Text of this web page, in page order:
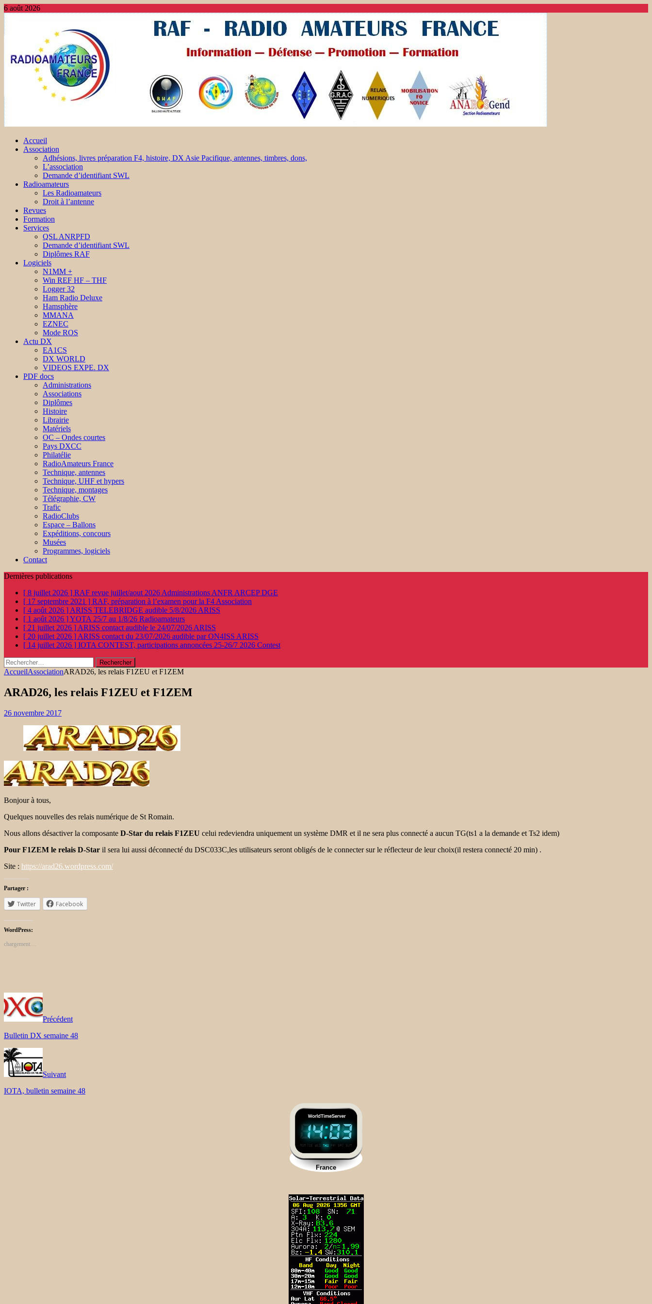
6 août 2026
Accueil
Association
Adhésions, livres préparation F4, histoire, DX Asie Pacifique, antennes, timbres, dons,
L’association
Demande d’identifiant SWL
Radioamateurs
Les Radioamateurs
Droit à l’antenne
Revues
Formation
Services
QSL ANRPFD
Demande d’identifiant SWL
Diplômes RAF
Logiciels
N1MM +
Win REF HF – THF
Logger 32
Ham Radio Deluxe
Hamsphère
MMANA
EZNEC
Mode ROS
Actu DX
EA1CS
DX WORLD
VIDEOS EXPE. DX
PDF docs
Administrations
Associations
Diplômes
Histoire
Librairie
Matériels
OC – Ondes courtes
Pays DXCC
Philatélie
RadioAmateurs France
Technique, antennes
Technique, UHF et hypers
Technique, montages
Télégraphie, CW
Trafic
RadioClubs
Espace – Ballons
Expéditions, concours
Musées
Programmes, logiciels
Contact
Dernières publications
[ 8 juillet 2026 ] RAF revue juillet/aout 2026 Administrations ANFR ARCEP DGE
[ 17 septembre 2021 ] RAF, préparation à l’examen pour la F4 Association
[ 4 août 2026 ] ARISS TELEBRIDGE audible 5/8/2026 ARISS
[ 1 août 2026 ]YOTA 25/7 au 1/8/26 Radioamateurs
[ 21 juillet 2026 ] ARISS contact audible le 24/07/2026 ARISS
[ 20 juillet 2026 ] ARISS contact du 23/07/2026 audible par ON4ISS ARISS
[ 14 juillet 2026 ] IOTA CONTEST, participations annoncées 25-26/7 2026 Contest
Rechercher :
AccueilAssociationARAD26, les relais F1ZEU et F1ZEM
ARAD26, les relais F1ZEU et F1ZEM
26 novembre 2017
Bonjour à tous,
Quelques nouvelles des relais numérique de St Romain.
Nous allons désactiver la composante D-Star du relais F1ZEU celui redeviendra uniquement un système DMR et il ne sera plus connecté a aucun TG(ts1 a la demande et Ts2 idem)
Pour F1ZEM le relais D-Star il sera lui aussi déconnecté du DSC033C,les utilisateurs seront obligés de le connecter sur le réflecteur de leur choix(il restera connecté 20 min) .
Site : https://arad26.wordpress.com/
Partager :
Twitter Facebook
WordPress:
chargement…
Précédent
Bulletin DX semaine 48
Suivant
IOTA, bulletin semaine 48